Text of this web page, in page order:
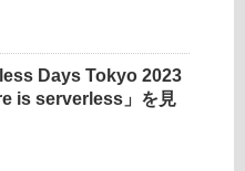
Days Tokyo 2023
is serverless」を見